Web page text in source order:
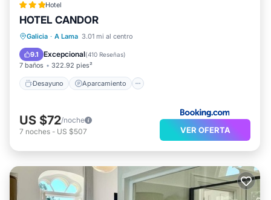
Hotel
HOTEL CANDOR
Galicia · A Lama 3.01 mi al centro
9.1 Excepcional(410 Reseñas)
7 baños 322.92 pies²
Desayuno Aparcamiento
Desayuno
Aparcamiento
Balcón/Terraza
US $72/noche
7 noches - US $507 VER OFERTA